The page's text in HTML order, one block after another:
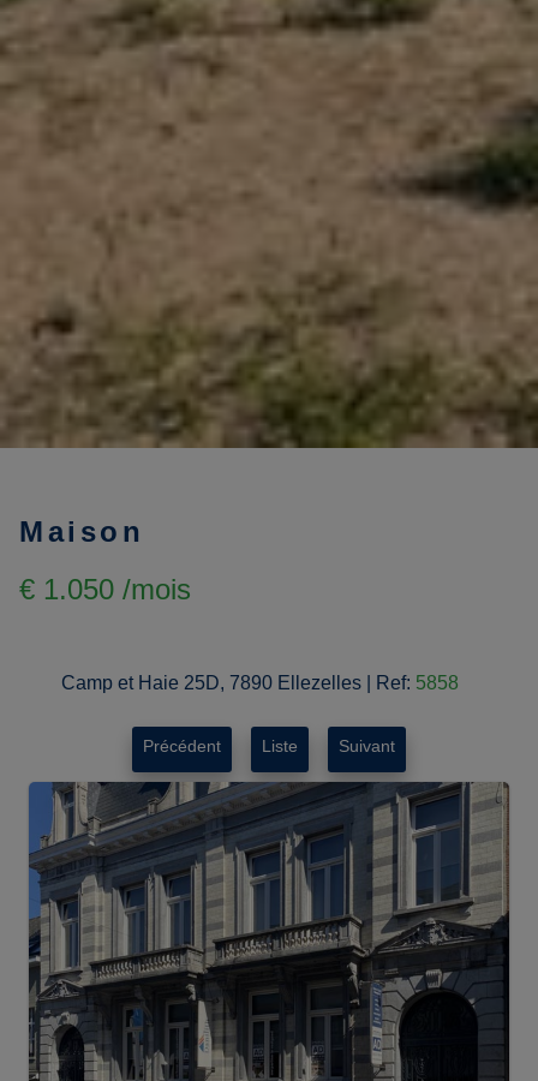
Maison
€ 1.050 /mois
Camp et Haie 25D, 7890 Ellezelles Ref: 5858
Précédent Liste Suivant